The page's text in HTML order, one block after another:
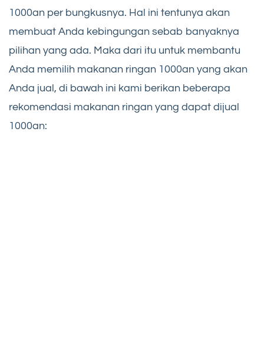
1000an per bungkusnya. Hal ini tentunya akan
membuat Anda kebingungan sebab banyaknya
pilihan yang ada. Maka dari itu untuk membantu
Anda memilih makanan ringan 1000an yang akan
Anda jual, di bawah ini kami berikan beberapa
rekomendasi makanan ringan yang dapat dijual
1000an: